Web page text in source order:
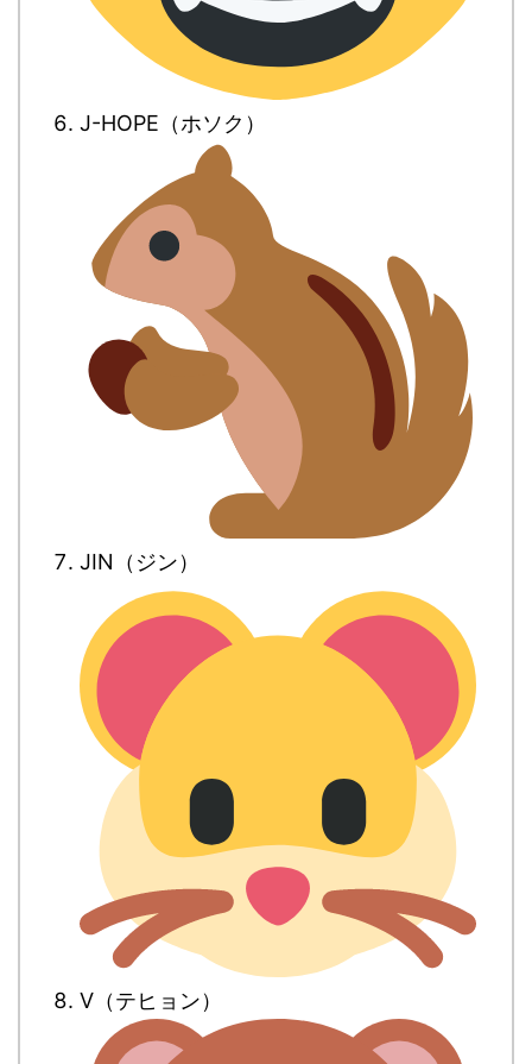
J-HOPE（ホソク）
JIN（ジン）
V（テヒョン）